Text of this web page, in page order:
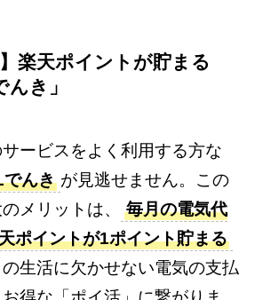
楽天ポイントが貯まる
んき」
ービスをよく利用する方な
んき が見逃せません。この
メリットは、
毎月の電気代
ポイントが1ポイント貯まる
生活に欠かせない電気の支払